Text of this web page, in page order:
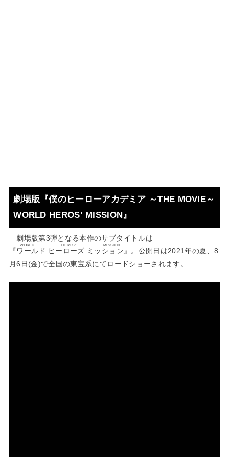
劇場版『僕のヒーローアカデミア ～THE MOVIE～
WORLD HEROS’ MISSION』
劇場版第3弾となる本作のサブタイトルは
『ワールド ヒーローズ ミッション
WORLD HEROS’ MISSION
』。公開日は2021年の夏、8
月6日(金)で全国の東宝系にてロードショーされます。